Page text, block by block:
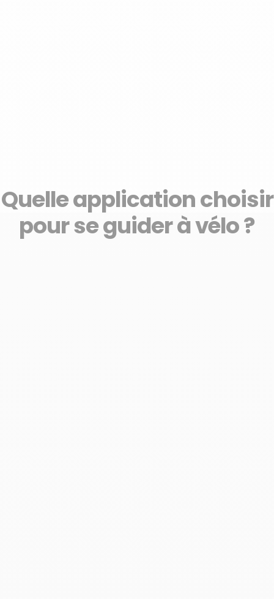
Quelle application choisir
pour se guider à vélo ?